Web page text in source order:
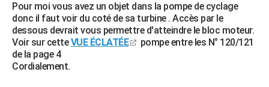
Bricolage
Lifestyle
Culture
Sport
Auto
Television
Voyage
Cinema
Pour moi vous avez un objet dans la pompe de cyclage
donc il faut voir du coté de sa turbine . Accès par le
dessous devrait vous permettre d'atteindre le bloc moteur.
Voir sur cetteVUE ÉCLATÉE
pompe entre les N° 120/121
de la page 4
Cordialement.